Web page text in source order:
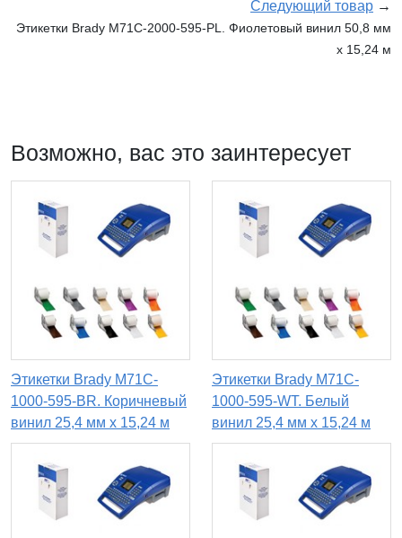
Следующий товар →
Этикетки Brady M71C-2000-595-PL. Фиолетовый винил 50,8 мм
x 15,24 м
Возможно, вас это заинтересует
Этикетки Brady M71C-
1000-595-BR. Коричневый
винил 25,4 мм x 15,24 м
Этикетки Brady M71C-
1000-595-WT. Белый
винил 25,4 мм x 15,24 м